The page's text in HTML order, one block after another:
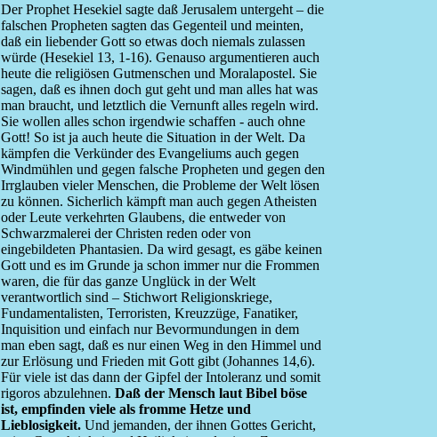
Der Prophet Hesekiel sagte daß Jerusalem untergeht – die
falschen Propheten sagten das Gegenteil und meinten,
daß ein liebender Gott so etwas doch niemals zulassen
würde (Hesekiel 13, 1-16). Genauso argumentieren auch
heute die religiösen Gutmenschen und Moralapostel. Sie
sagen, daß es ihnen doch gut geht und man alles hat was
man braucht, und letztlich die Vernunft alles regeln wird.
Sie wollen alles schon irgendwie schaffen - auch ohne
Gott! So ist ja auch heute die Situation in der Welt. Da
kämpfen die Verkünder des Evangeliums auch gegen
Windmühlen und gegen falsche Propheten und gegen den
Irrglauben vieler Menschen, die Probleme der Welt lösen
zu können. Sicherlich kämpft man auch gegen Atheisten
oder Leute verkehrten Glaubens, die entweder von
Schwarzmalerei der Christen reden oder von
eingebildeten Phantasien. Da wird gesagt, es gäbe keinen
Gott und es im Grunde ja schon immer nur die Frommen
waren, die für das ganze Unglück in der Welt
verantwortlich sind – Stichwort Religionskriege,
Fundamentalisten, Terroristen, Kreuzzüge, Fanatiker,
Inquisition und einfach nur Bevormundungen in dem
man eben sagt, daß es nur einen Weg in den Himmel und
zur Erlösung und Frieden mit Gott gibt (Johannes 14,6).
Für viele ist das dann der Gipfel der Intoleranz und somit
rigoros abzulehnen. Daß der Mensch laut Bibel böse
ist, empfinden viele als fromme Hetze und
Lieblosigkeit.Und jemanden, der ihnen Gottes Gericht,